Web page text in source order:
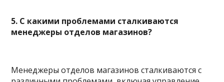
5. С какими проблемами сталкиваются
менеджеры отделов магазинов?
Менеджеры отделов магазинов сталкиваются с